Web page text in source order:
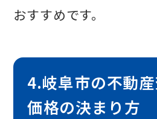
おすすめです。
4.岐阜市の不動
価格の決まり方